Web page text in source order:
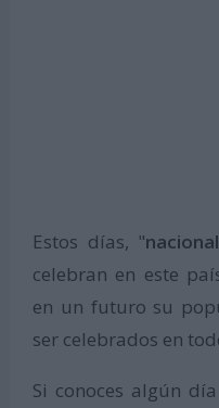
Estos días, "
celebran en este
en un futuro su
ser celebrados en
Si conoces algún